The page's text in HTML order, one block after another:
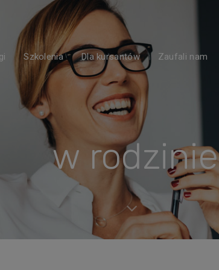
Szkolenia Dla kursantów Zaufali nam
w rodzinie